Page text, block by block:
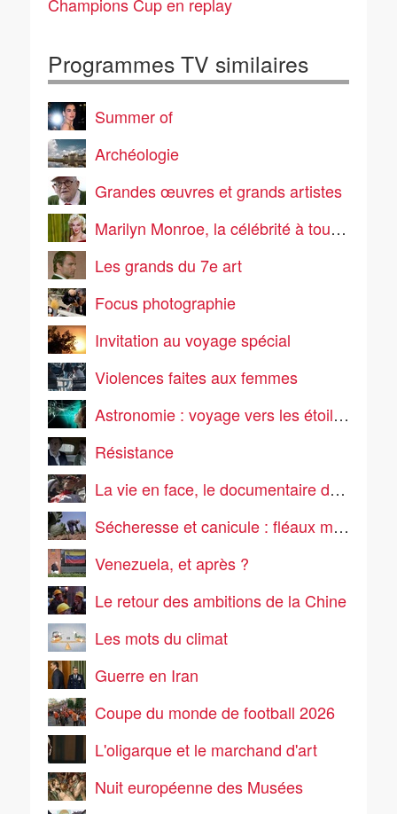
Programmes TV similaires
Summer of
Archéologie
Grandes œuvres et grands artistes
Marilyn Monroe, la célébrité à tout prix
Les grands du 7e art
Focus photographie
Invitation au voyage spécial
Violences faites aux femmes
Astronomie : voyage vers les étoiles !
Résistance
La vie en face, le documentaire de société
Sécheresse et canicule : fléaux mondiaux de l'été
Venezuela, et après ?
Le retour des ambitions de la Chine
Les mots du climat
Guerre en Iran
Coupe du monde de football 2026
L'oligarque et le marchand d'art
Nuit européenne des Musées